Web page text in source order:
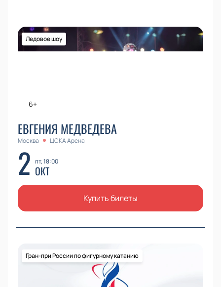
6+
Ледовое шоу
ЕВГЕНИЯ МЕДВЕДЕВА
Москва ЦСКА Арена
2 пт, 18:00
ОКТ
Купить билеты
Гран-при России по фигурному катанию